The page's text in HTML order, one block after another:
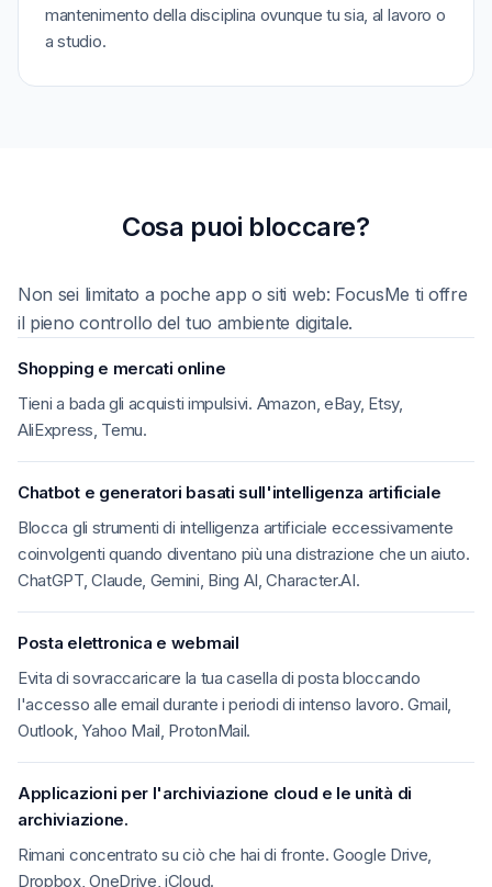
mantenimento della disciplina ovunque tu sia, al lavoro o
a studio.
Cosa puoi bloccare?
Non sei limitato a poche app o siti web: FocusMe ti offre
il pieno controllo del tuo ambiente digitale.
Shopping e mercati online
Tieni a bada gli acquisti impulsivi. Amazon, eBay, Etsy,
AliExpress, Temu.
Chatbot e generatori basati sull'intelligenza artificiale
Blocca gli strumenti di intelligenza artificiale eccessivamente
coinvolgenti quando diventano più una distrazione che un aiuto.
ChatGPT, Claude, Gemini, Bing AI, Character.AI.
Posta elettronica e webmail
Evita di sovraccaricare la tua casella di posta bloccando
l'accesso alle email durante i periodi di intenso lavoro. Gmail,
Outlook, Yahoo Mail, ProtonMail.
Applicazioni per l'archiviazione cloud e le unità di
archiviazione.
Rimani concentrato su ciò che hai di fronte. Google Drive,
Dropbox, OneDrive, iCloud.